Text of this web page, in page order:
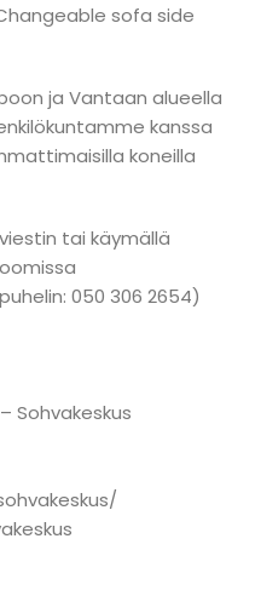
sofa side
ja Vantaan alueella
kanssa
koneilla
tai käymällä
050 306 2654)
Sohvakeskus